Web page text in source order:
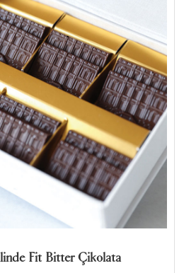
Fit Bitter Çikolata